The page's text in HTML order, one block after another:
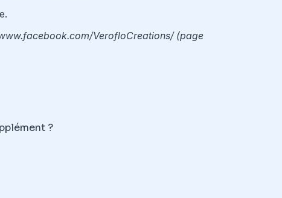
VerofloCreations/(page
?